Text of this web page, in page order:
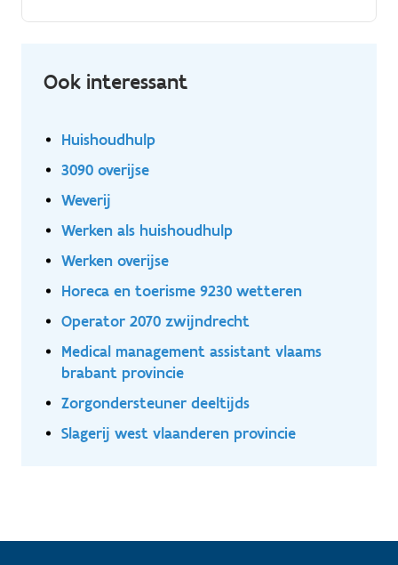
Ook interessant
Huishoudhulp
3090 overijse
Weverij
Werken als huishoudhulp
Werken overijse
Horeca en toerisme 9230 wetteren
Operator 2070 zwijndrecht
Medical management assistant vlaams
brabant provincie
Zorgondersteuner deeltijds
Slagerij west vlaanderen provincie